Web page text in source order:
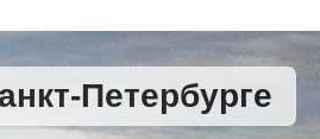
Петербурге